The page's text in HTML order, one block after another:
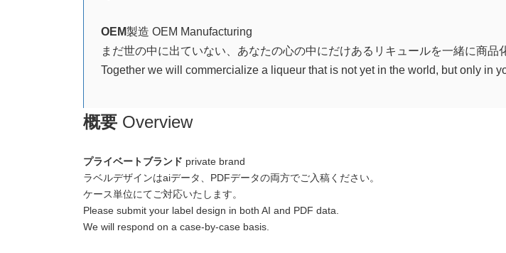
OEM製造 OEM Manufacturing
まだ世の中に出ていない、あなたの心の中にだけあるリキュールを一緒に商品
Together we will commercialize a liqueur that is not yet in the world, but only in
概要 Overview
プライベートブランド private brand
ラベルデザインはaiデータ、PDFデータの両方でご入稿ください。
ケース単位にてご対応いたします。
Please submit your label design in both AI and PDF data.
We will respond on a case-by-case basis.